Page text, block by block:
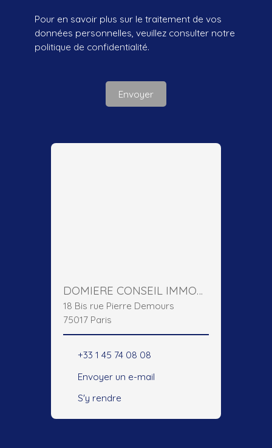
Pour en savoir plus sur le traitement de vos
données personnelles, veuillez consulter notre
politique de confidentialité.
Envoyer
DOMIERE CONSEIL IMMOBILIER
18 Bis rue Pierre Demours
75017 Paris
+33 1 45 74 08 08
Envoyer un e-mail
S'y rendre